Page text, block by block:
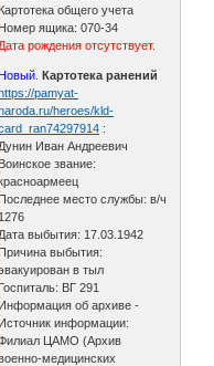
Картотека общего учета
Номер ящика: 070-34
Дата рождения отсутствует.
Новый .Картотека ранений
pamyat-
heroes/kld-
:
Дунин Иван Андреевич
Воинское звание:
Последнее место службы: в/ч
1276
Дата выбытия: 17.03.1942
Причина выбытия:
в тыл
Госпиталь: ВГ 291
Информация об архиве -
Источник информации:
ЦАМО (Архив
медицинских